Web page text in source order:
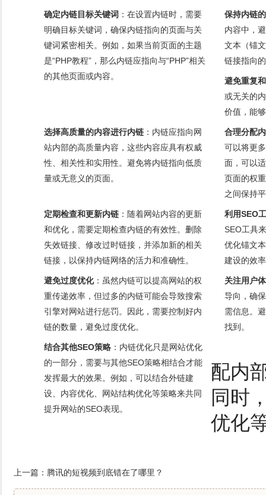
确定内链目标关键词 ：在设置内链时，需要
明确目标关键词，确保内链指向的页面与关
键词紧密相关。例如，如果当前页面的主题
是“PHP教程”，那么内链应指向与“PHP”相关
的其他页面或内容。
保持内链
内容中，
文本（锚
链接指向
避免重复
或无关的
价值，能
选择高质量的内容进行内链 ：内链应指向网
站内部的高质量内容，这些内容应具有权威
性、相关性和实用性。避免将内链指向低质
量或无意义的页面。
合理分配
可以将更
面，可以
页面的权
之间保持
定期检查和更新内链 ：随着网站内容的更新
和优化，需要定期检查内链的有效性。删除
失效链接、修改过时链接，并添加新的相关
链接，以保持内链网络的活力和准确性。
利用SEO
SEO工具
优化锚文
建设的效
避免过度优化：虽然内链可以提高网站的权
重传递效率，但过多的内链可能会导致搜索
引擎对网站进行惩罚。因此，需要控制好内
链的数量，避免过度优化。
关注用户
导向，确
需信息。
找到。
结合其他SEO策略 ：内链优化只是网站优化
的一部分，需要与其他SEO策略相结合才能
发挥最大的效果。例如，可以结合外链建
设、内容优化、网站结构优化等策略来共同
提升网站的SEO表现。
配内
同时
优化
上一篇： 腾讯的短视频到底错在了哪里？